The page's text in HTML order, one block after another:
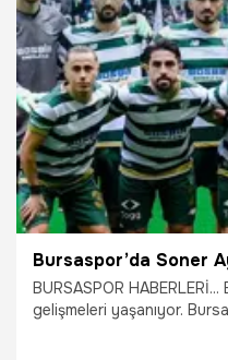
25.03.2026 Gündem
BURSASPOR
gelişmeleri yaşanıyor.